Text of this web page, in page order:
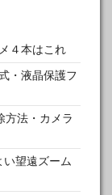
４本はこれ
・液晶保護フ
方法・カメラ
い望遠ズーム